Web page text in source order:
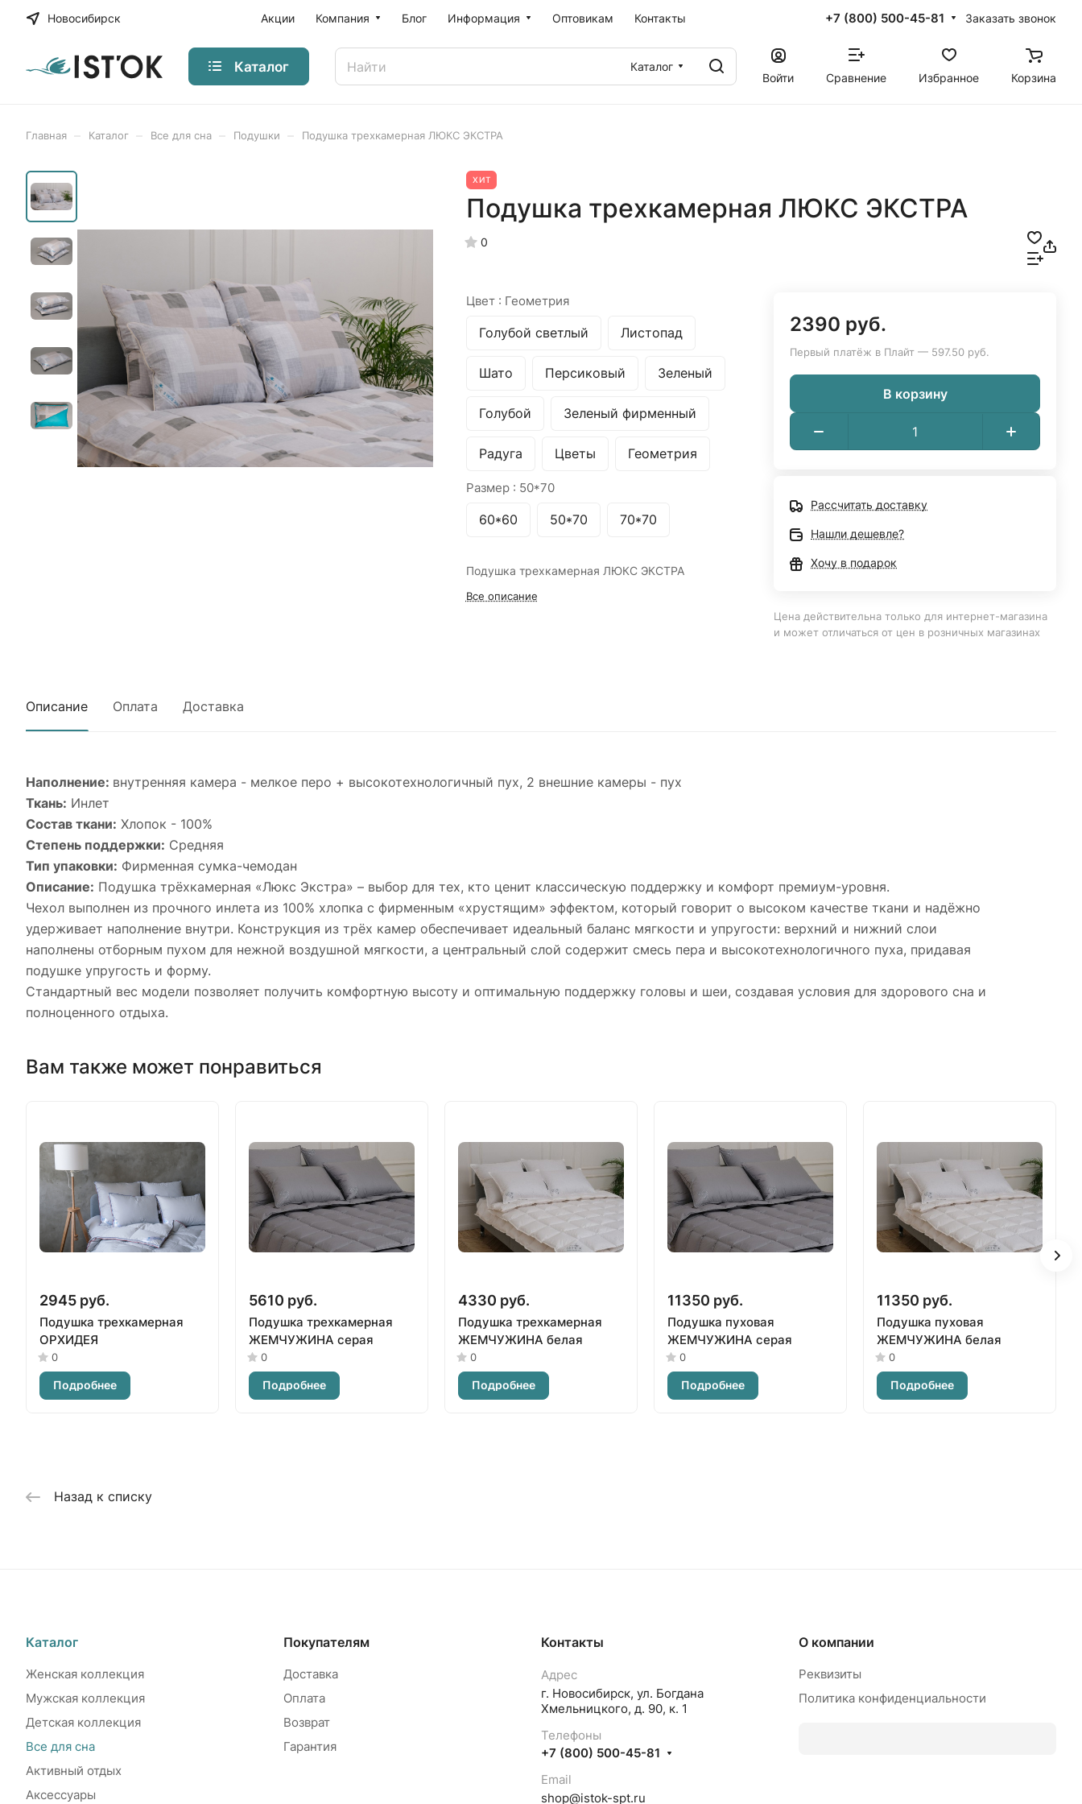
Новосибирск Акции Компания Блог Информация Оптовикам Контакты +7 (800) 500-45-81 Заказать звонок
Каталог
Каталог
Войти
Сравнение Избранное Корзина
Главная Каталог Все для сна Подушки Подушка трехкамерная ЛЮКС ЭКСТРА
ХИТ
Подушка трехкамерная ЛЮКС ЭКСТРА
0
Цвет : Геометрия
Голубой светлый Листопад
Шато Персиковый Зеленый
Голубой Зеленый фирменный
Радуга Цветы Геометрия
Размер : 50*70
60*60 50*70 70*70
Подушка трехкамерная ЛЮКС ЭКСТРА
Все описание
2390 руб.
Первый платёж в Плайт — 597.50 руб.
В корзину
Рассчитать доставку
Нашли дешевле?
Хочу в подарок
Цена действительна только для интернет-магазина
и может отличаться от цен в розничных магазинах
Описание Оплата Доставка
Наполнение: внутренняя камера - мелкое перо + высокотехнологичный пух, 2 внешние камеры - пух
Ткань: Инлет
Состав ткани: Хлопок - 100%
Степень поддержки: Средняя
Тип упаковки: Фирменная сумка-чемодан
Описание: Подушка трёхкамерная «Люкс Экстра» – выбор для тех, кто ценит классическую поддержку и комфорт премиум-уровня.
Чехол выполнен из прочного инлета из 100% хлопка с фирменным «хрустящим» эффектом, который говорит о высоком качестве ткани и надёжно
удерживает наполнение внутри. Конструкция из трёх камер обеспечивает идеальный баланс мягкости и упругости: верхний и нижний слои
наполнены отборным пухом для нежной воздушной мягкости, а центральный слой содержит смесь пера и высокотехнологичного пуха, придавая
подушке упругость и форму.
Стандартный вес модели позволяет получить комфортную высоту и оптимальную поддержку головы и шеи, создавая условия для здорового сна и
полноценного отдыха.
Вам также может понравиться
2945 руб.
Подушка трехкамерная
ОРХИДЕЯ
0
Подробнее
5610 руб.
Подушка трехкамерная
ЖЕМЧУЖИНА серая
0
Подробнее
4330 руб.
Подушка трехкамерная
ЖЕМЧУЖИНА белая
0
Подробнее
11350 руб.
Подушка пуховая
ЖЕМЧУЖИНА серая
0
Подробнее
11350 руб.
Подушка пуховая
ЖЕМЧУЖИНА белая
0
Подробнее
Назад к списку
Каталог
Женская коллекция
Мужская коллекция
Детская коллекция
Все для сна
Активный отдых
Аксессуары
Покупателям
Доставка
Оплата
Возврат
Гарантия
Контакты
Адрес
г. Новосибирск, ул. Богдана
Хмельницкого, д. 90, к. 1
Телефоны
+7 (800) 500-45-81
Email
shop@istok-spt.ru
О компании
Реквизиты
Политика конфиденциальности